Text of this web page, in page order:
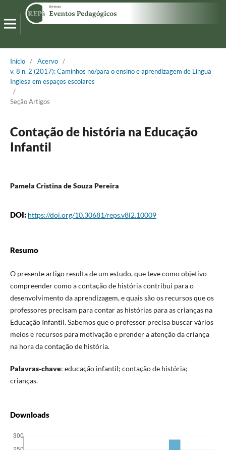
Início / Acervo /
v. 8 n. 2 (2017): Caminhos no/para o ensino e aprendizagem de Língua
Inglesa em espaços escolares
/
Seção Artigos
Contação de história na Educação
Infantil
Pamela Cristina de Souza Pereira
DOI: https://doi.org/10.30681/reps.v8i2.10009
Resumo
O presente artigo resulta de um estudo, que teve como objetivo
compreender como a contação de história contribui para o
desenvolvimento da aprendizagem, e quais são os recursos que os
professores precisam para contar as histórias para as crianças na
Educação Infantil. Sabemos que o professor precisa buscar vários
meios e recursos para motivação e prender a atenção da criança
na hora da contação de história.
Palavras-chave: educação infantil; contação de história;
crianças.
Downloads